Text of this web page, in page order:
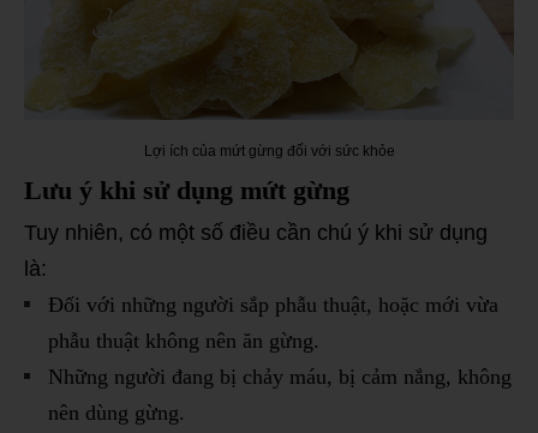
Lợi ích của mứt gừng đối với sức khỏe
Lưu ý khi sử dụng mứt gừng
Tuy nhiên, có một số điều cần chú ý khi sử dụng
là:
Đối với những người sắp phẫu thuật, hoặc mới vừa
phẫu thuật không nên ăn gừng.
Những người đang bị chảy máu, bị cảm nắng, không
nên dùng gừng.